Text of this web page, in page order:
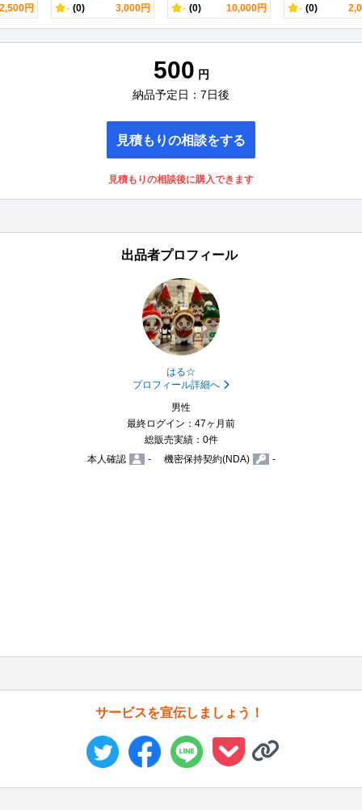
2,500円 - (0) 3,000円 - (0) 10,000円 - (0)
500 円
納品予定日：7日後
見積もりの相談をする
見積もりの相談後に購入できます
出品者プロフィール
はる☆
プロフィール詳細へ
男性
最終ログイン：47ヶ月前
総販売実績：0件
本人確認
- 機密保持契約(NDA) -
サービスを宣伝しましょう！